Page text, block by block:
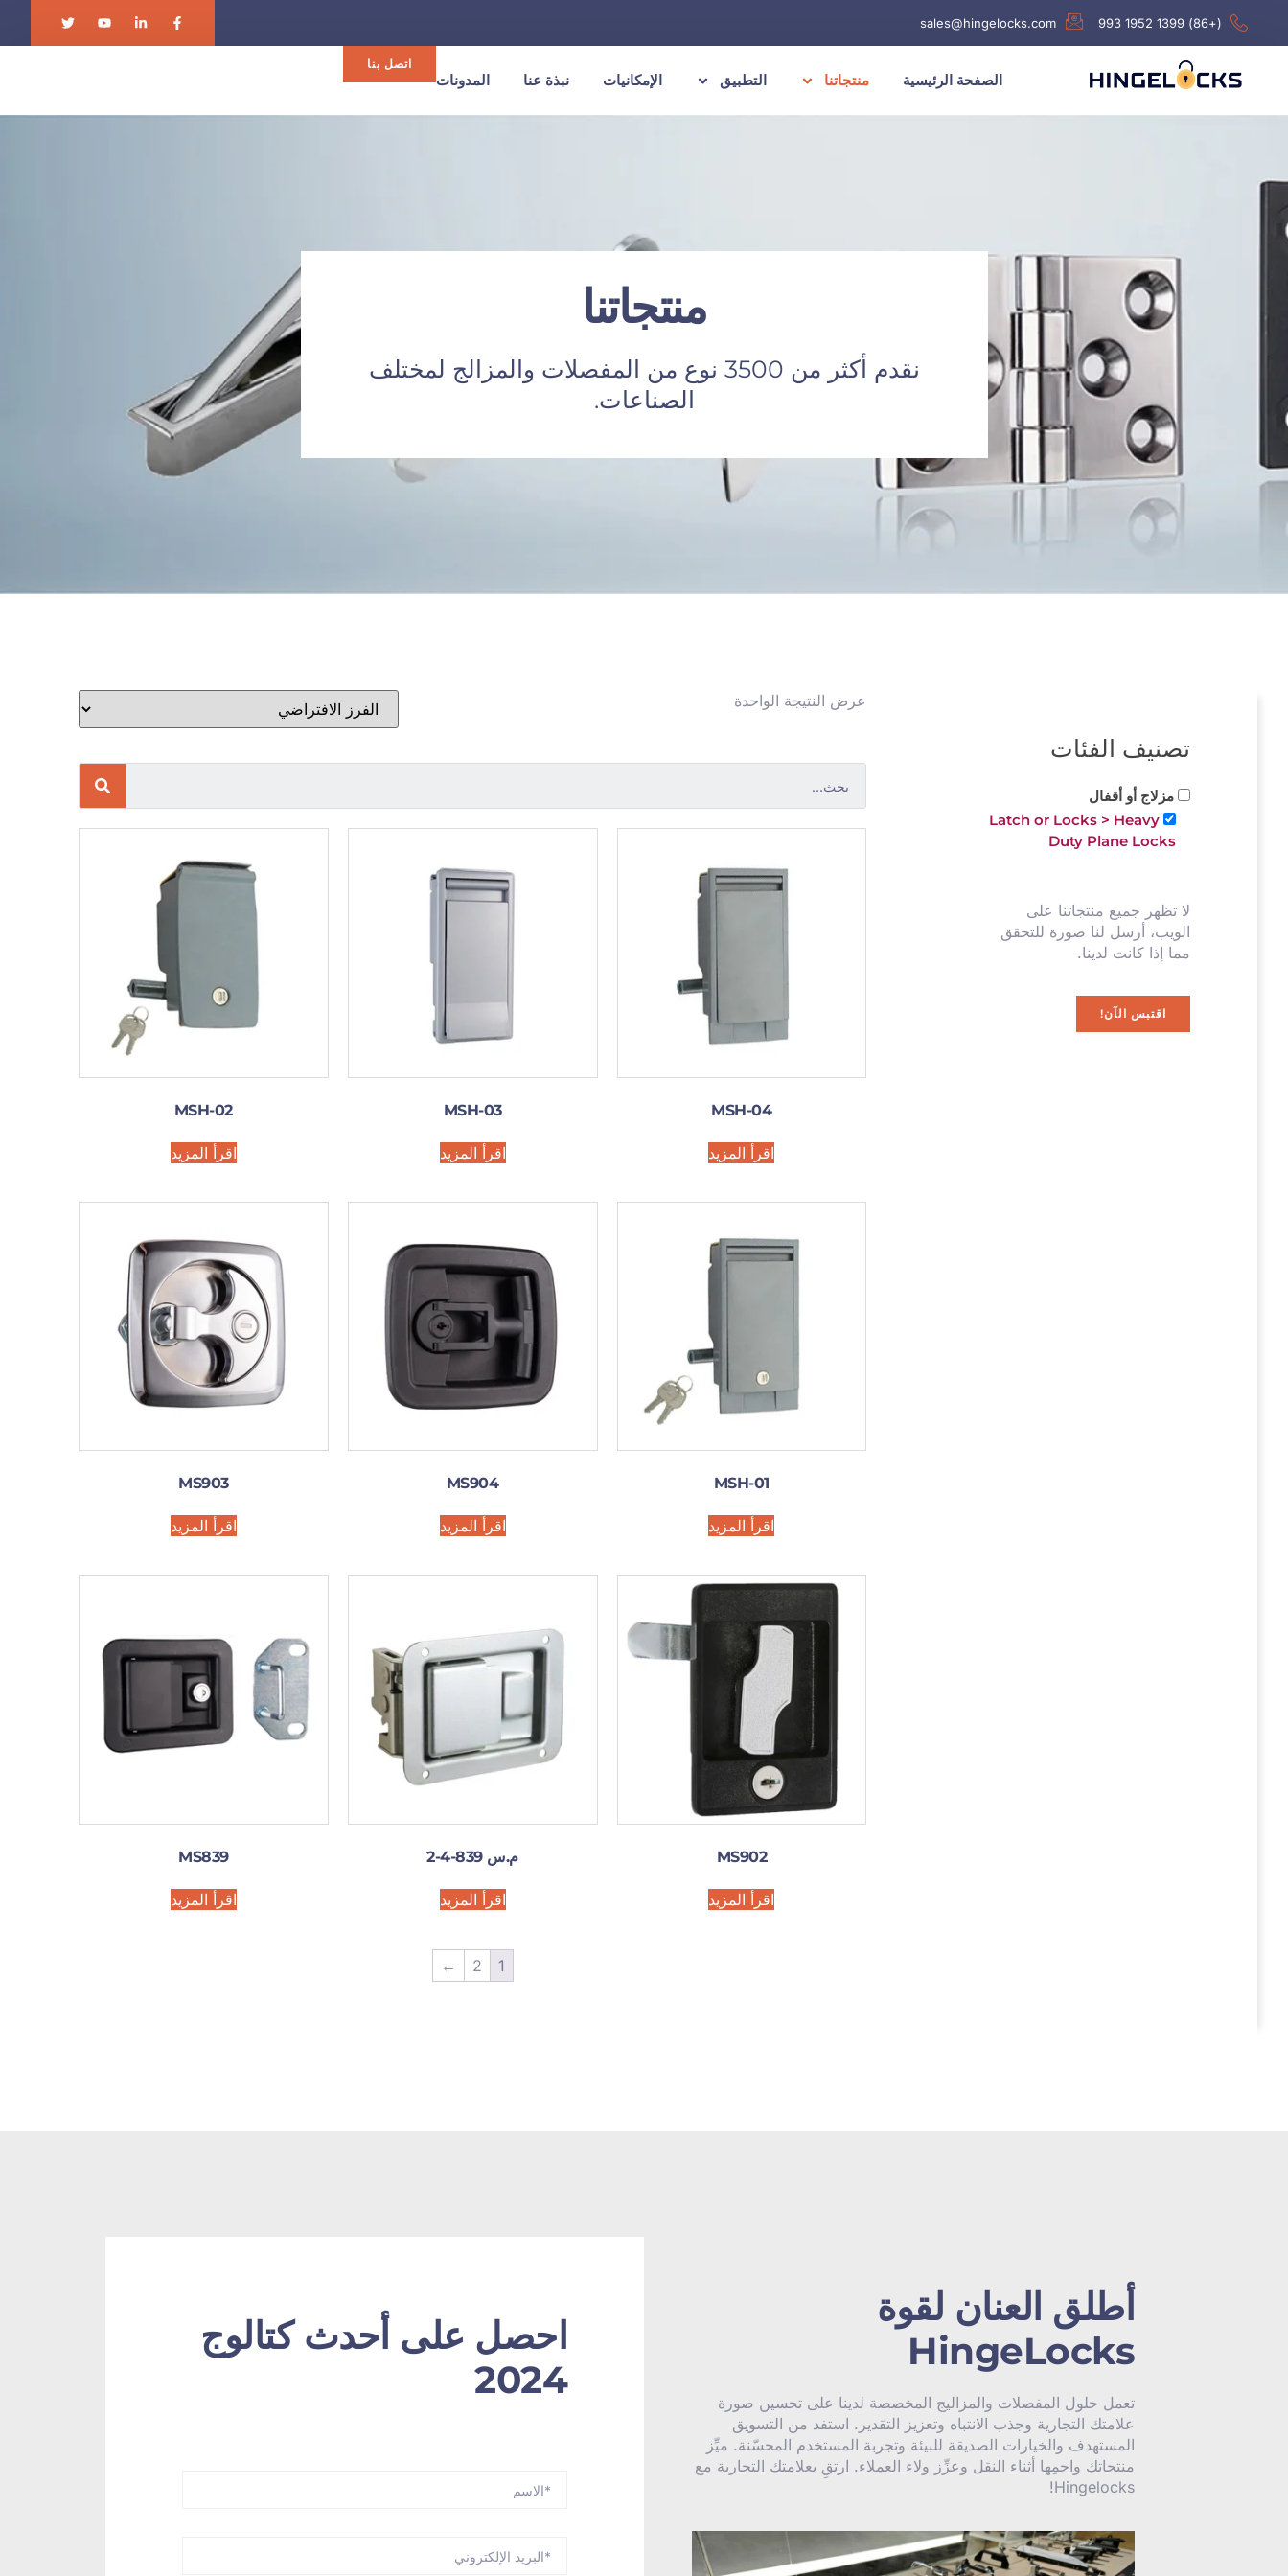
(+86) 1399 1952 993
sales@hingelocks.com
الصفحة الرئيسية منتجاتنا التطبيق الإمكانيات نبذة عنا المدونات
اتصل بنا
منتجاتنا
نقدم أكثر من 3500 نوع من المفصلات والمزالج لمختلف
الصناعات.
تصنيف الفئات
مزلاج أو أقفال
Latch or Locks > Heavy
Duty Plane Locks
لا تظهر جميع منتجاتنا على
الويب، أرسل لنا صورة للتحقق
مما إذا كانت لدينا.
اقتبس الآن!
عرض النتيجة الواحدة
MSH-04
اقرأ المزيد
MSH-03
اقرأ المزيد
MSH-02
اقرأ المزيد
MSH-01
اقرأ المزيد
MS904
اقرأ المزيد
MS903
اقرأ المزيد
MS902
اقرأ المزيد
م.س 839-4-2
اقرأ المزيد
MS839
اقرأ المزيد
1
2
←
أطلق العنان لقوة
HingeLocks
تعمل حلول المفصلات والمزاليج المخصصة لدينا على تحسين صورة
علامتك التجارية وجذب الانتباه وتعزيز التقدير. استفد من التسويق
المستهدف والخيارات الصديقة للبيئة وتجربة المستخدم المحسّنة. ميِّز
منتجاتك واحمِها أثناء النقل وعزِّز ولاء العملاء. ارتقِ بعلامتك التجارية مع
Hingelocks!
احصل على أحدث كتالوج
2024